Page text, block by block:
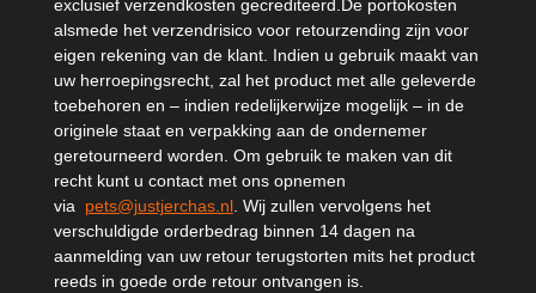
exclusief verzendkosten gecrediteerd.De portokosten
alsmede het verzendrisico voor retourzending zijn voor
eigen rekening van de klant. Indien u gebruik maakt van
uw herroepingsrecht, zal het product met alle geleverde
toebehoren en – indien redelijkerwijze mogelijk – in de
originele staat en verpakking aan de ondernemer
geretourneerd worden. Om gebruik te maken van dit
recht kunt u contact met ons opnemen
via pets@justjerchas.nl. Wij zullen vervolgens het
verschuldigde orderbedrag binnen 14 dagen na
aanmelding van uw retour terugstorten mits het product
reeds in goede orde retour ontvangen is.